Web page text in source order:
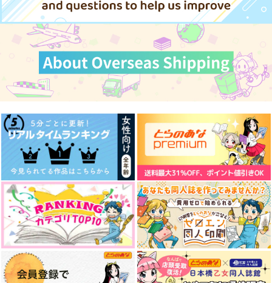
わくわくテイワットフ
ォンテーヌ編
ゆであすぱら
（税込）
フリーナ
作品詳細
上月屋
550円 （税込）
作品詳細
私が好きだと言ってく
れ！
木の葉時雨
472円（税込）
土井半助×摂津のきり丸
作品詳細
サンプル
作品詳細
サンプル
作品詳細
サンプル
作品詳細
灰宮先輩は怖くてかわ
いい 1
スクウェア・エニック
ス
770円（税込）
サンプル
友達んちの姉ちゃんが
怖くていい人 1
KADOKAWA
924円（税込）
サンプル
灰宮先輩は怖くてかわ
いい 3
スクウェア・エニック
ス
770円（税込）
サンプル